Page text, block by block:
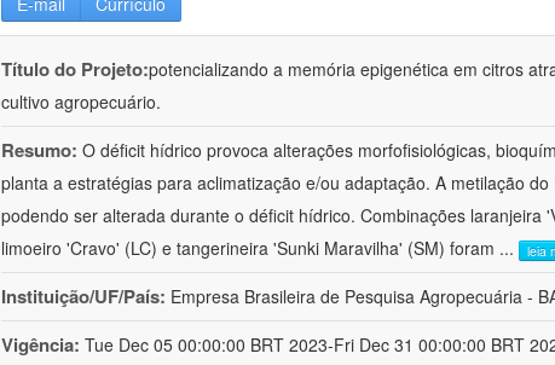
Título do Projeto:potencializando a memória epigenética em citros
cultivo agropecuário.
Resumo: O déficit hídrico provoca alterações morfofisiológicas,
planta a estratégias para aclimatização e/ou adaptação. A metilação
podendo ser alterada durante o déficit hídrico. Combinações laranjeira
limoeiro 'Cravo' (LC) e tangerineira 'Sunki Maravilha' (SM) foram ... leia
Instituição/UF/País: Empresa Brasileira de Pesquisa Agropecuária -
Vigência: Tue Dec 05 00:00:00 BRT 2023-Fri Dec 31 00:00:00 BRT